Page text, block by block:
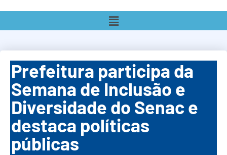
Prefeitura participa da
Semana de Inclusão e
Diversidade do Senac e
destaca políticas
públicas